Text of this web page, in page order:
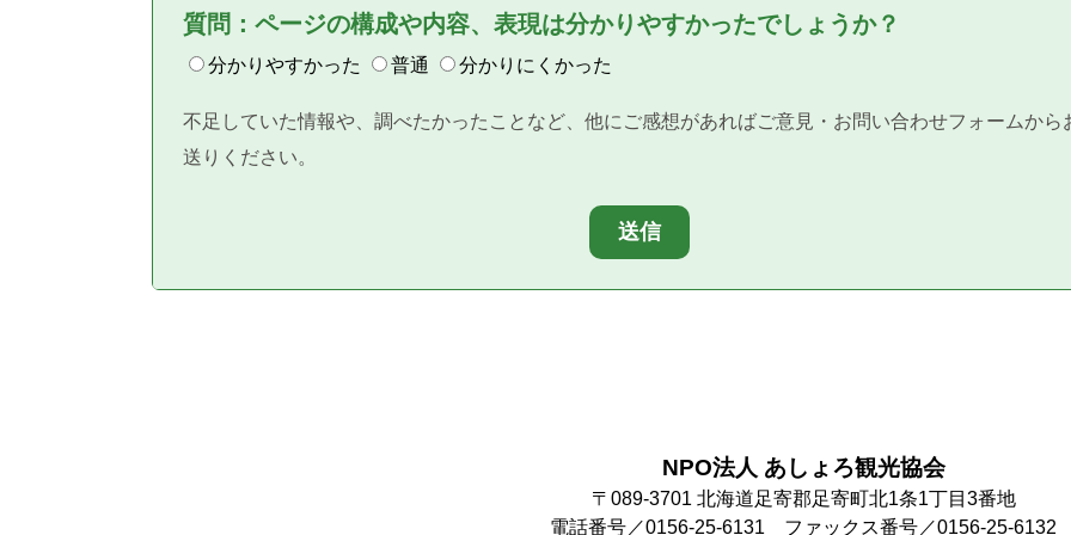
質問：ページの構成や内容、表現は分かりやすかったでしょうか？
分かりやすかった 普通 分かりにくかった
不足していた情報や、調べたかったことなど、他にご感想があればご意見・お問い合わせフォームから
送りください。
送信
NPO法人 あしょろ観光協会
〒089-3701 北海道足寄郡足寄町北1条1丁目3番地
電話番号／0156-25-6131
ファックス番号／0156-25-6132